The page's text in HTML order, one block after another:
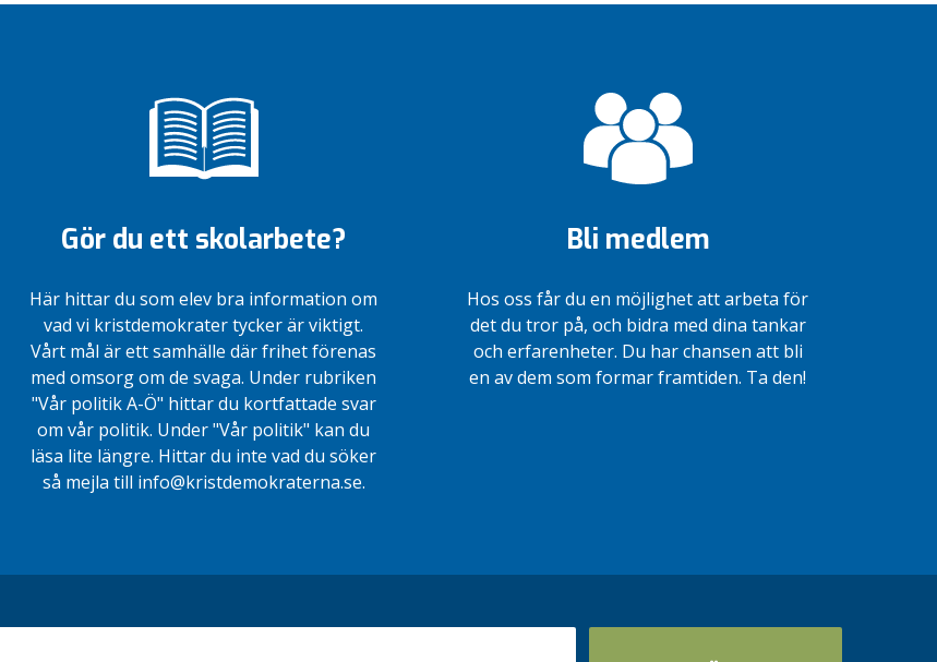
Gör du ett skolarbete?
Här hittar du som elev bra information om
vad vi kristdemokrater tycker är viktigt.
Vårt mål är ett samhälle där frihet förenas
med omsorg om de svaga. Under rubriken
"Vår politik A-Ö" hittar du kortfattade svar
om vår politik. Under "Vår politik" kan du
läsa lite längre. Hittar du inte vad du söker
så mejla till info@kristdemokraterna.se.
Bli medlem
Hos oss får du en möjlighet att arbeta för
det du tror på, och bidra med dina tankar
och erfarenheter. Du har chansen att bli
en av dem som formar framtiden. Ta den!